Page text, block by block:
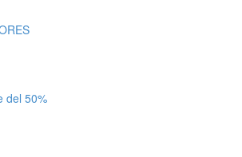
del 50%